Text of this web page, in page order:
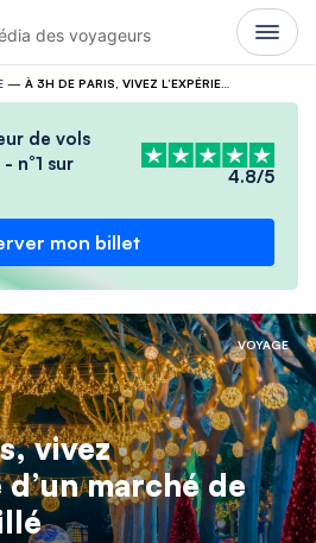
des voyageurs
— À 3H DE PARIS, VIVEZ L’EXPÉRIENCE D’UN MARCHÉ DE NOËL ENSOLEILLÉ
de vols
n°1 sur
4.8/5
mon billet
VOYAGE
vivez
d’un marché de